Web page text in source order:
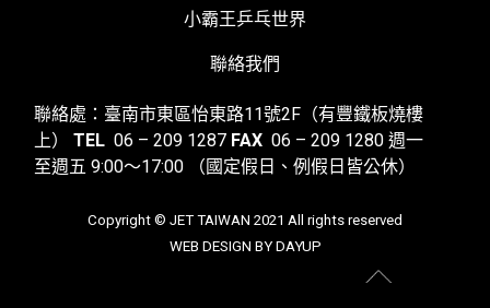
小霸王乒乓世界
聯絡我們
聯絡處：臺南市東區怡東路11號2F（有豐鐵板燒樓
上）
TEL06 – 209 1287 FAX06 – 209 1280 週一
至週五 9:00～17:00
（國定假日、例假日皆公休）
Copyright © JET TAIWAN 2021 All rights reserved
WEB DESIGN BY DAYUP